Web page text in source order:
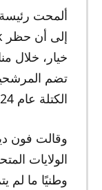
ألمحت
خيار، خلال
تضم
الكتلة عام 2024.
وقالت فون